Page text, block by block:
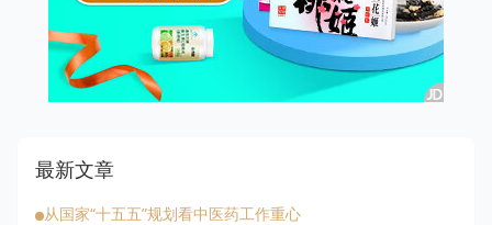
最新文章
从国家“十五五”规划看中医药工作重心